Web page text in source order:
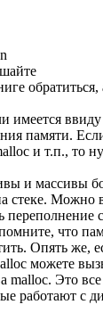
имеется
памяти.
и т.п., то
и массивы
стеке. Можно
переполнение
что
Опять же,
можете
malloc. Это
работают с